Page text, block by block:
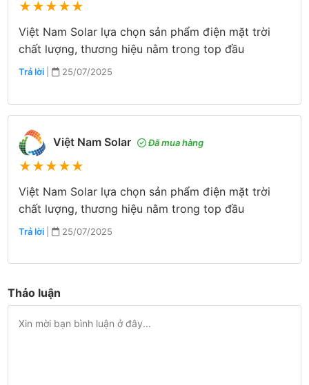
★★★★★
Việt Nam Solar lựa chọn sản phẩm điện mặt trời
chất lượng, thương hiệu nằm trong top đầu
Trả lời | 25/07/2025
Việt Nam Solar Đã mua hàng
★★★★★
Việt Nam Solar lựa chọn sản phẩm điện mặt trời
chất lượng, thương hiệu nằm trong top đầu
Trả lời | 25/07/2025
Thảo luận